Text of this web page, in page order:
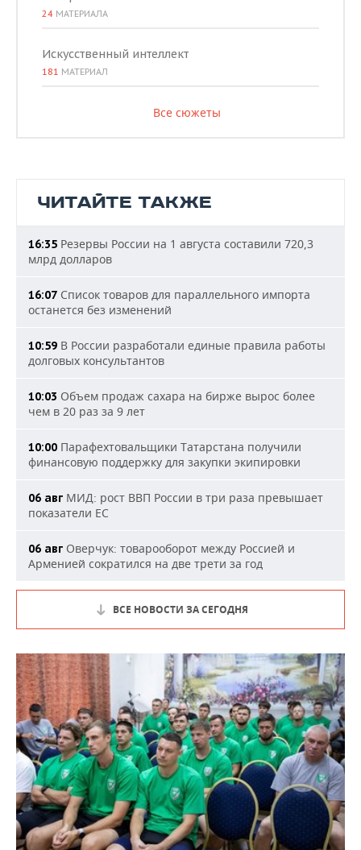
24 МАТЕРИАЛА
Искусственный интеллект
181 МАТЕРИАЛ
Все сюжеты
ЧИТАЙТЕ ТАКЖЕ
16:35 Резервы России на 1 августа составили 720,3
млрд долларов
16:07 Список товаров для параллельного импорта
останется без изменений
10:59 В России разработали единые правила работы
долговых консультантов
10:03 Объем продаж сахара на бирже вырос более
чем в 20 раз за 9 лет
10:00 Парафехтовальщики Татарстана получили
финансовую поддержку для закупки экипировки
06 авг МИД: рост ВВП России в три раза превышает
показатели ЕС
06 авг Оверчук: товарооборот между Россией и
Арменией сократился на две трети за год
ВСЕ НОВОСТИ ЗА СЕГОДНЯ